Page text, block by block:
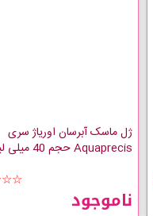
ژل ماسک آبرسان اوریاژ سری
Aquaprecis حجم 40 میلی لیتر
ناموجود